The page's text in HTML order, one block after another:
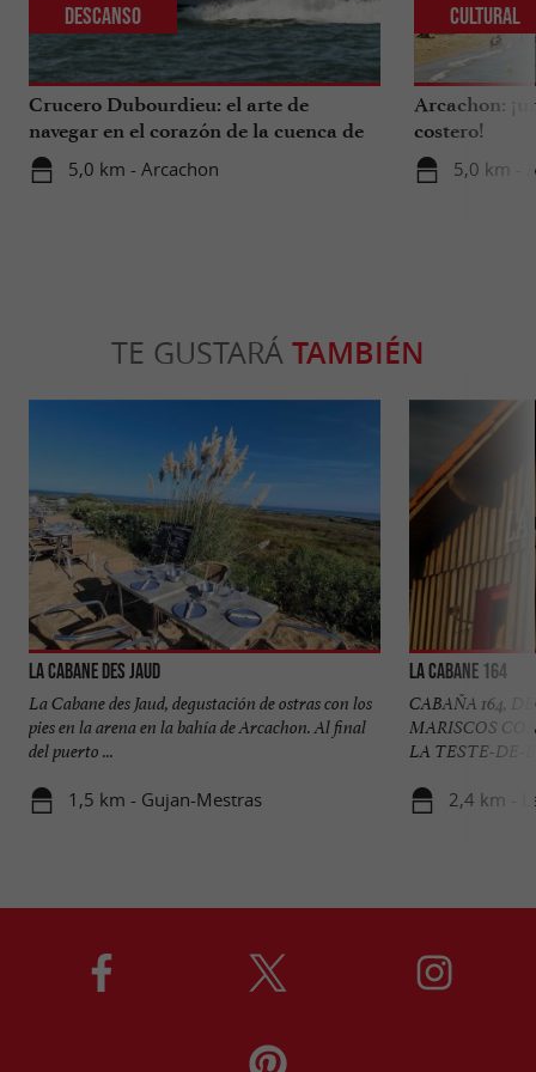
Crucero Dubourdieu: el arte de
navegar en el corazón de la cuenca de
Arcachon.
5,0 km - Arcachon
Descanso
Arcachon:
costero!
5,0 km -
Cultural
TE GUSTARÁ TAMBIÉN
La Cabane des Jaud
La Cabane des Jaud, degustación de ostras con los
pies en la arena en la bahía de Arcachon. Al final
del puerto ...
1,5 km - Gujan-Mestras
La Cabane 164
CABAÑA 164,
MARISCOS
LA TESTE-DE-
2,4 km -